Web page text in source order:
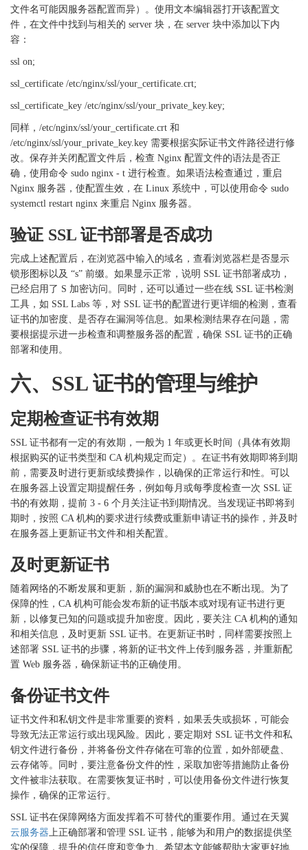
文件名可能因服务器配置而异）。使用文本编辑器打开该配置文
件，在文件中找到与相关的 server 块，在 server 块中添加以下内
容：
ssl on;
ssl_certificate /etc/nginx/ssl/your_certificate.crt;
ssl_certificate_key /etc/nginx/ssl/your_private_key.key;
同样， /etc/nginx/ssl/your_certificate.crt 和
/etc/nginx/ssl/your_private_key.key 需要根据实际证书文件路径进行修
改。保存并关闭配置文件后，检查 Nginx 配置文件的语法是否正
确，使用命令 sudo nginx - t 进行检查。如果语法检查通过，重启
Nginx 服务器，使配置生效，在 Linux 系统中，可以使用命令 sudo
systemctl restart nginx 来重启 Nginx 服务器。
验证 SSL 证书部署是否成功
完成上述配置后，在浏览器中输入的域名，查看浏览器栏是否显示
锁形图标以及 “s” 前缀。如果显示正常，说明 SSL 证书部署成功，
已经启用了 S 加密访问。同时，还可以通过一些在线 SSL 证书检测
工具，如 SSL Labs 等，对 SSL 证书的配置进行更详细的检测，查看
证书的加密度、是否存在漏洞等信息。如果检测结果存在问题，需
要根据提示进一步检查和调整服务器的配置，确保 SSL 证书的正确
部署和使用。
六、 SSL 证书的管理与维护
定期检查证书有效期
SSL 证书都有一定的有效期，一般为 1 年或更长时间（具体有效期
根据购买的证书类型和 CA 机构规定而定）。在证书有效期即将到期
前，需要及时进行更新或续费操作，以确保的正常运行和性。可以
在服务器上设置定期提醒任务，例如每月或每季度检查一次 SSL 证
书的有效期，提前 3 - 6 个月关注证书到期情况。当发现证书即将到
期时，按照 CA 机构的要求进行续费或重新申请证书的操作，并及时
在服务器上更新证书文件和相关配置。
及时更新证书
随着网络的不断发展和更新，新的漏洞和威胁也在不断出现。为了
保障的性， CA 机构可能会发布新的证书版本或对现有证书进行更
新，以修复已知的问题或提升加密度。因此，要关注 CA 机构的通知
和相关信息，及时更新 SSL 证书。在更新证书时，同样需要按照上
述部署 SSL 证书的步骤，将新的证书文件上传到服务器，并重新配
置 Web 服务器，确保新证书的正确使用。
备份证书文件
证书文件和私钥文件是非常重要的资料，如果丢失或损坏，可能会
导致无法正常运行或出现风险。因此，要定期对 SSL 证书文件和私
钥文件进行备份，并将备份文件存储在可靠的位置，如外部硬盘、
云存储等。同时，要注意备份文件的性，采取加密等措施防止备份
文件被非法获取。在需要恢复证书时，可以使用备份文件进行恢复
操作，确保的正常运行。
SSL 证书在保障网络方面发挥着不可替代的重要作用。通过在天翼
云服务器上正确部署和管理 SSL 证书，能够为和用户的数据提供坚
实的保障，提升的信任度和竞争力。希望本文能够帮助大家更好地